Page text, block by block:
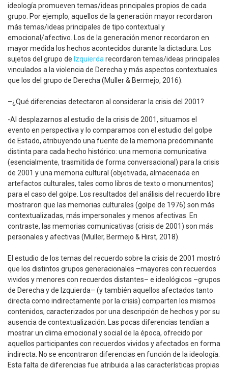
ideología promueven temas/ideas principales propios de cada
grupo. Por ejemplo, aquellos de la generación mayor recordaron
más temas/ideas principales de tipo contextual y
emocional/afectivo. Los de la generación menor recordaron en
mayor medida los hechos acontecidos durante la dictadura. Los
sujetos del grupo de Izquierda recordaron temas/ideas principales
vinculados a la violencia de Derecha y más aspectos contextuales
que los del grupo de Derecha (Muller & Bermejo, 2016).
–¿Qué diferencias detectaron al considerar la crisis del 2001?
-Al desplazarnos al estudio de la crisis de 2001, situamos el
evento en perspectiva y lo comparamos con el estudio del golpe
de Estado, atribuyendo una fuente de la memoria predominante
distinta para cada hecho histórico: una memoria comunicativa
(esencialmente, trasmitida de forma conversacional) para la crisis
de 2001 y una memoria cultural (objetivada, almacenada en
artefactos culturales, tales como libros de texto o monumentos)
para el caso del golpe. Los resultados del análisis del recuerdo libre
mostraron que las memorias culturales (golpe de 1976) son más
contextualizadas, más impersonales y menos afectivas. En
contraste, las memorias comunicativas (crisis de 2001) son más
personales y afectivas (Muller, Bermejo & Hirst, 2018).
El estudio de los temas del recuerdo sobre la crisis de 2001 mostró
que los distintos grupos generacionales –mayores con recuerdos
vividos y menores con recuerdos distantes– e ideológicos –grupos
de Derecha y de Izquierda– (y también aquellos afectados tanto
directa como indirectamente por la crisis) comparten los mismos
contenidos, caracterizados por una descripción de hechos y por su
ausencia de contextualización. Las pocas diferencias tendían a
mostrar un clima emocional y social de la época, ofrecido por
aquellos participantes con recuerdos vividos y afectados en forma
indirecta. No se encontraron diferencias en función de la ideología.
Esta falta de diferencias fue atribuida a las características propias